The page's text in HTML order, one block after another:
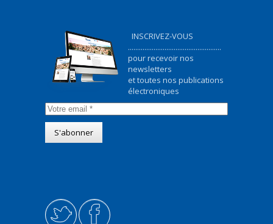
INSCRIVEZ-VOUS
...................................................
pour recevoir nos
newsletters
et toutes nos publications
électroniques